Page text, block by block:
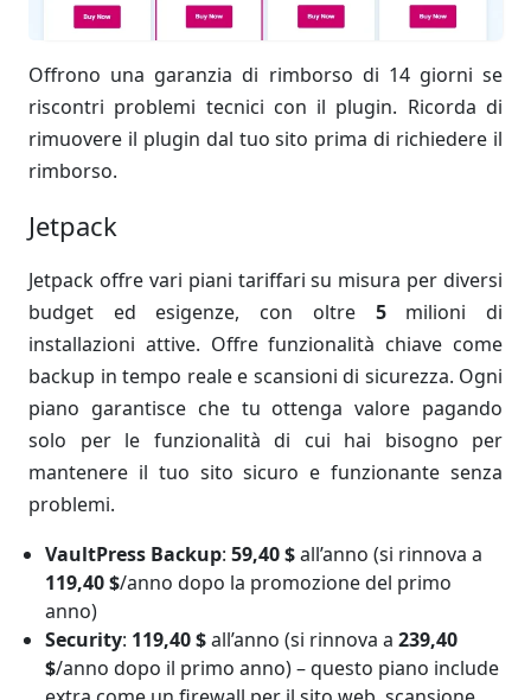
Offrono una garanzia di rimborso di 14 giorni se
riscontri problemi tecnici con il plugin. Ricorda di
rimuovere il plugin dal tuo sito prima di richiedere il
rimborso.
Jetpack
Jetpack offre vari piani tariffari su misura per diversi
budget ed esigenze, con oltre 5milioni di
installazioni attive. Offre funzionalità chiave come
backup in tempo reale e scansioni di sicurezza. Ogni
piano garantisce che tu ottenga valore pagando
solo per le funzionalità di cui hai bisogno per
mantenere il tuo sito sicuro e funzionante senza
problemi.
VaultPress Backup:59,40 $all’anno (si rinnova a
119,40 $/anno dopo la promozione del primo
anno)
Security: 119,40 $all’anno (si rinnova a239,40
$/anno dopo il primo anno) – questo piano include